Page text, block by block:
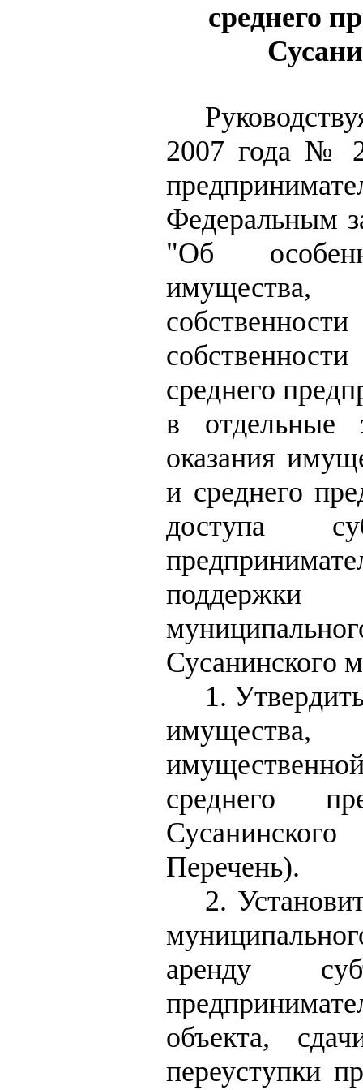
среднего
2007 года №
Федеральным
"Об
имущества,
среднего
в отдельные
оказания
и среднего
доступа
поддержки
Сусанинского
1.
имущества,
среднего
Перечень).
2.
аренду
объекта,
переуступки